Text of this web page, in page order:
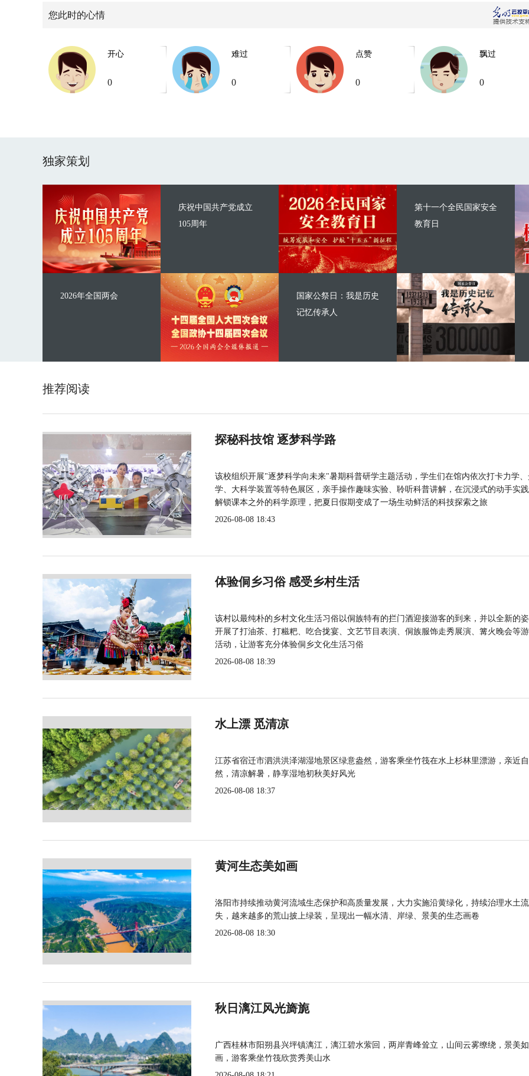
您此时的心情
开心
0
难过
0
点赞
0
飘过
0
独家策划
庆祝中国共产党成立
105周年
2026年全国两会
第十一个全民国家安全
教育日
国家公祭日：我是历史
记忆传承人
推荐阅读
探秘科技馆 逐梦科学路
该校组织开展"逐梦科学向未来"暑期科普研学主题活动，学生们在馆内依次打卡力学
学、大科学装置等特色展区，亲手操作趣味实验、聆听科普讲解，在沉浸式的动手实
解锁课本之外的科学原理，把夏日假期变成了一场生动鲜活的科技探索之旅
2026-08-08 18:43
体验侗乡习俗 感受乡村生活
该村以最纯朴的乡村文化生活习俗以侗族特有的拦门酒迎接游客的到来，并以全新的
开展了打油茶、打糍粑、吃合拢宴、文艺节目表演、侗族服饰走秀展演、篝火晚会等
活动，让游客充分体验侗乡文化生活习俗
2026-08-08 18:39
水上漂 觅清凉
江苏省宿迁市泗洪洪泽湖湿地景区绿意盎然，游客乘坐竹筏在水上杉林里漂游，亲近自
然，清凉解暑，静享湿地初秋美好风光
2026-08-08 18:37
黄河生态美如画
洛阳市持续推动黄河流域生态保护和高质量发展，大力实施沿黄绿化，持续治理水土流
失，越来越多的荒山披上绿装，呈现出一幅水清、岸绿、景美的生态画卷
2026-08-08 18:30
秋日漓江风光旖旎
广西桂林市阳朔县兴坪镇漓江，漓江碧水萦回，两岸青峰耸立，山间云雾缭绕，景美如
画，游客乘坐竹筏欣赏秀美山水